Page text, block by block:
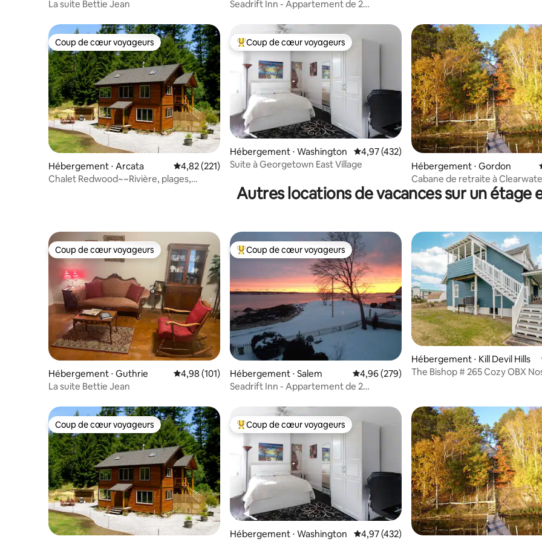
La suite Bettie Jean
Seadrift Inn - Appartement de 2
Coup de cœur voyageurs
Coup de cœur voyageurs
Hébergement ⋅ Arcata Évaluation moyenne sur la base de 221 commentaires : 4,82 sur 5
4,82 (221)
Chalet Redwood~~Rivière, plages,
Coups de cœur voyageurs les plus appréciés
Coup de cœur voyageurs
Hébergement ⋅ Washington Évaluation moyenne sur la base de 432
4,97 (432)
Suite à Georgetown East Village
Hébergement ⋅ Gordon
Cabane de retraite à
Autres locations de vacances sur un étage
Coup de cœur voyageurs
Coup de cœur voyageurs
Hébergement ⋅ Guthrie Évaluation moyenne sur la base de 101 commentaires : 4,98 sur 5
4,98 (101)
La suite Bettie Jean
Coups de cœur voyageurs les plus appréciés
Coup de cœur voyageurs
Hébergement ⋅ Salem Évaluation moyenne sur la base de 279
4,96 (279)
Seadrift Inn - Appartement de 2
Hébergement ⋅ Kill Devil Hills
The Bishop # 265 Cozy OBX
Coup de cœur voyageurs
Coup de cœur voyageurs Coups de cœur voyageurs les plus appréciés
Coup de cœur voyageurs
Hébergement ⋅ Washington Évaluation moyenne sur la base de 432
4,97 (432)